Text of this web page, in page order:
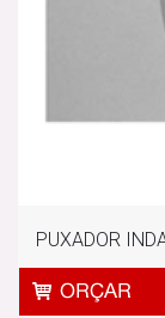
PUXADOR